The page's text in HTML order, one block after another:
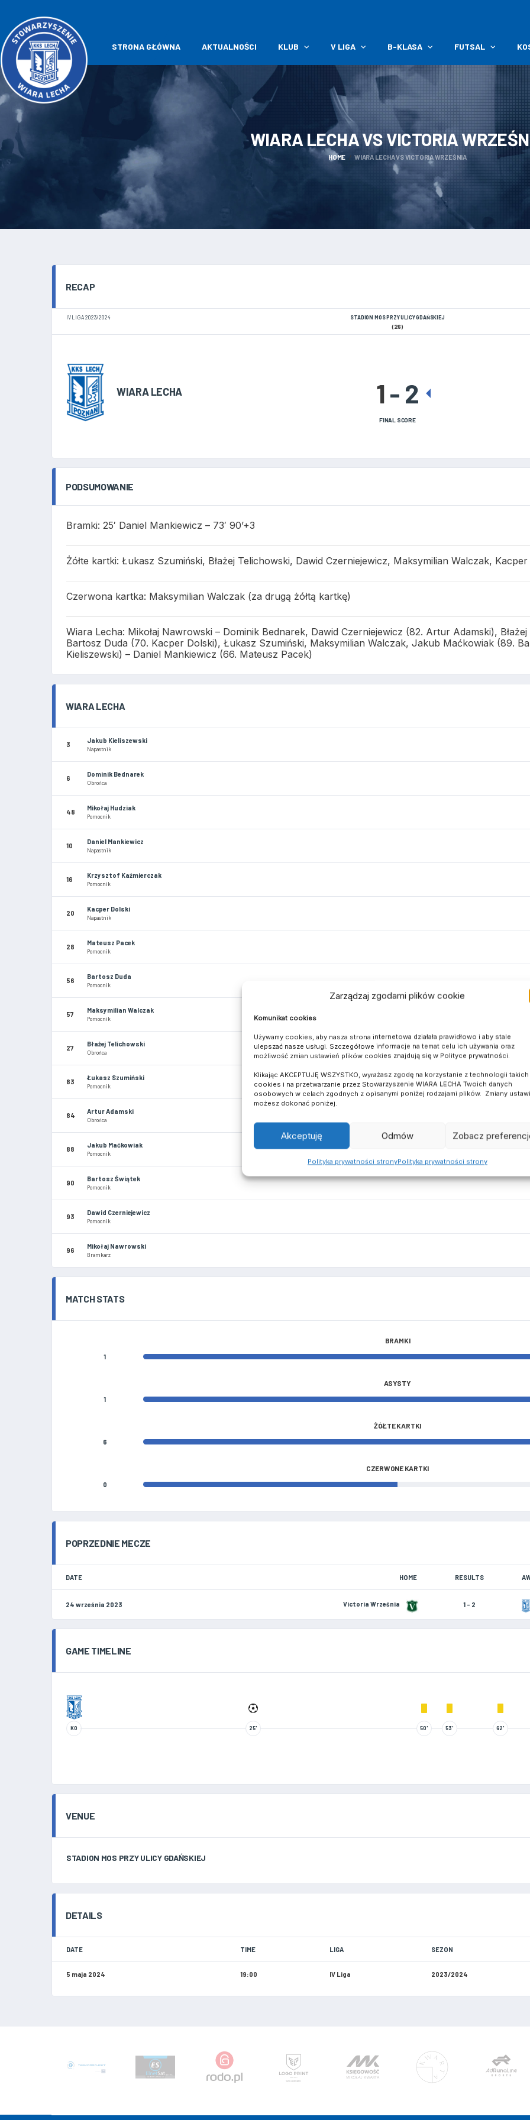
Zarządzaj zgodami plików cookie
Komunikat cookies
Używamy cookies, aby nasza strona internetowa działała prawidłowo i aby stale
ulepszać nasze usługi. Szczegółowe informacje na temat celu ich używania oraz
możliwość zmian ustawień plików cookies znajdują się w Polityce prywatności.
Klikając AKCEPTUJĘ WSZYSTKO, wyrażasz zgodę na korzystanie z technologii takich
cookies i na przetwarzanie przez Stowarzyszenie WIARA LECHA Twoich danych
osobowych w celach zgodnych z opisanymi poniżej rodzajami plików. Zmiany
możesz dokonać poniżej.
Akceptuję Odmów Zobacz
Polityka prywatności stronyPolityka prywatności strony
STRONA GŁÓWNA AKTUALNOŚCI KLUB V LIGA B-KLASA FUTSAL
WIARA LECHA VS VICTORIA
HOME WIARA LECHA VS VICTORIA WRZEŚNIA
RECAP
IV LIGA 2023/2024 STADION MOS PRZY ULICY GDAŃSKIEJ
(26)
WIARA LECHA 1- 2
FINAL SCORE
PODSUMOWANIE
Bramki: 25′ Daniel Mankiewicz – 73′ 90’+3
Żółte kartki: Łukasz Szumiński, Błażej Telichowski, Dawid Czerniejewicz, Maksymilian Walczak, Kacper
Czerwona kartka: Maksymilian Walczak (za drugą żółtą kartkę)
Wiara Lecha: Mikołaj Nawrowski – Dominik Bednarek, Dawid Czerniejewicz (82. Artur Adamski),
Bartosz Duda (70. Kacper Dolski), Łukasz Szumiński, Maksymilian Walczak, Jakub Maćkowiak (89.
Kieliszewski) – Daniel Mankiewicz (66. Mateusz Pacek)
WIARA LECHA
3
Jakub Kieliszewski
Napastnik
6
Dominik Bednarek
Obrońca
48
Mikołaj Hudziak
Pomocnik
10
Daniel Mankiewicz
Napastnik
16
Krzysztof Kaźmierczak
Pomocnik
20
Kacper Dolski
Napastnik
28
Mateusz Pacek
Pomocnik
56
Bartosz Duda
Pomocnik
57
Maksymilian Walczak
Pomocnik
27
Błażej Telichowski
Obrońca
83
Łukasz Szumiński
Pomocnik
84
Artur Adamski
Obrońca
88
Jakub Maćkowiak
Pomocnik
90
Bartosz Świątek
Pomocnik
93
Dawid Czerniejewicz
Pomocnik
96
Mikołaj Nawrowski
Bramkarz
MATCH STATS
BRAMKI
1
ASYSTY
1
ŻÓŁTE KARTKI
6
CZERWONE KARTKI
0
POPRZEDNIE MECZE
DATE HOME RESULTS
24 września 2023 Victoria Września 1 - 2
GAME TIMELINE
KO 25' 50' 53' 62'
VENUE
STADION MOS PRZY ULICY GDAŃSKIEJ
DETAILS
DATE TIME LIGA SEZON
5 maja 2024 19:00 IV Liga 2023/2024